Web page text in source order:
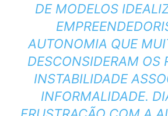
DE MODELOS
AUTONOMIA QUE
DESCONSIDERAM OS
INSTABILIDADE
INFORMALIDADE.